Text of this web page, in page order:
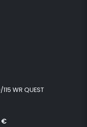
WR QUEST
€